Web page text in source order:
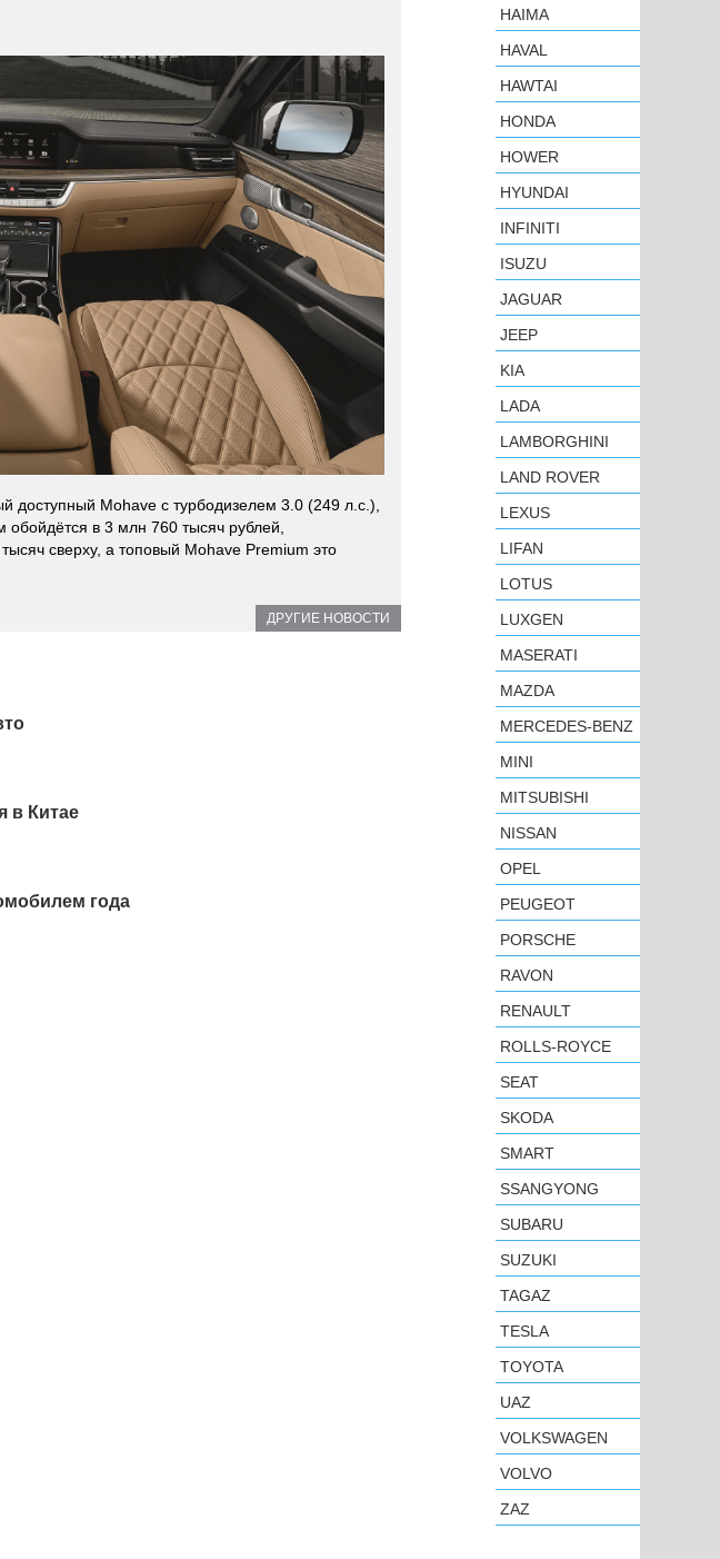
Mohave с турбодизелем 3.0 (249 л.с.),
в 3 млн 760 тысяч рублей,
сверху, а топовый Mohave Premium это
ДРУГИЕ НОВОСТИ
в Китае
года
HAIMA
HAVAL
HAWTAI
HONDA
HOWER
HYUNDAI
INFINITI
ISUZU
JAGUAR
JEEP
KIA
LADA
LAMBORGHINI
LAND ROVER
LEXUS
LIFAN
LOTUS
LUXGEN
MASERATI
MAZDA
MERCEDES-BENZ
MINI
MITSUBISHI
NISSAN
OPEL
PEUGEOT
PORSCHE
RAVON
RENAULT
ROLLS-ROYCE
SEAT
SKODA
SMART
SSANGYONG
SUBARU
SUZUKI
TAGAZ
TESLA
TOYOTA
UAZ
VOLKSWAGEN
VOLVO
ZAZ